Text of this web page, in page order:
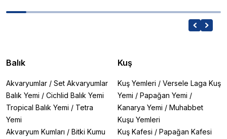
Balık
Akvaryumlar / Set Akvaryumlar
Balık Yemi / Cichlid Balık Yemi
Tropical Balık Yemi / Tetra
Yemi
Akvaryum Kumları / Bitki Kumu
Kuş
Kuş Yemleri / Versele Laga Kuş
Yemi / Papağan Yemi /
Kanarya Yemi / Muhabbet
Kuşu Yemleri
Kuş Kafesi / Papağan Kafesi